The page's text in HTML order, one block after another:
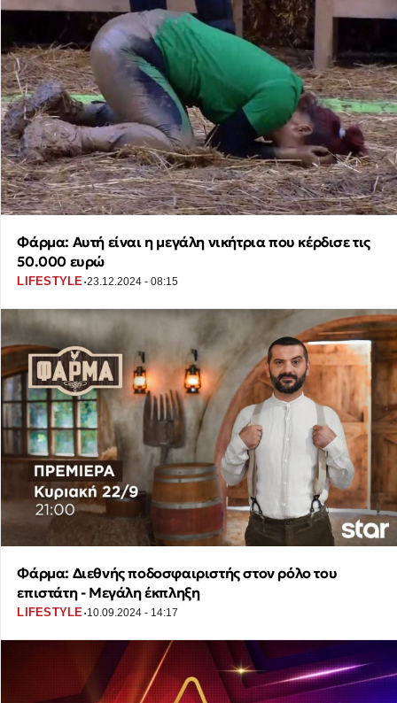
Φάρμα: Αυτή είναι η μεγάλη νικήτρια που κέρδισε τις
50.000 ευρώ
LIFESTYLE·23.12.2024 - 08:15
Φάρμα: Διεθνής ποδοσφαιριστής στον ρόλο του
επιστάτη - Μεγάλη έκπληξη
LIFESTYLE·10.09.2024 - 14:17